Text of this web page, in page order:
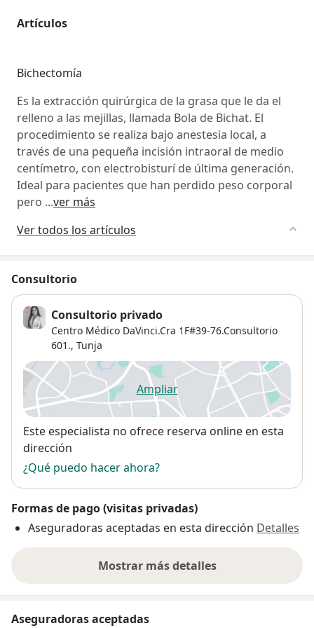
Artículos
Bichectomía
Es la extracción quirúrgica de la grasa que le da el
relleno a las mejillas, llamada Bola de Bichat. El
procedimiento se realiza bajo anestesia local, a
través de una pequeña incisión intraoral de medio
centímetro, con electrobisturí de última generación.
Ideal para pacientes que han perdido peso corporal
pero ...ver más
Ver todos los artículos
Consultorio
Consultorio privado
Centro Médico DaVinci.Cra 1F#39-76.Consultorio
601., Tunja
Ampliarse abre en una nueva
Disponibilidad
Este especialista no ofrece reserva online en esta
dirección
¿Qué puedo hacer ahora?
Formas de pago (visitas privadas)
Aseguradoras aceptadas en esta dirección Detalles
Mostrar más detalles
sobre la dirección
Aseguradoras aceptadas